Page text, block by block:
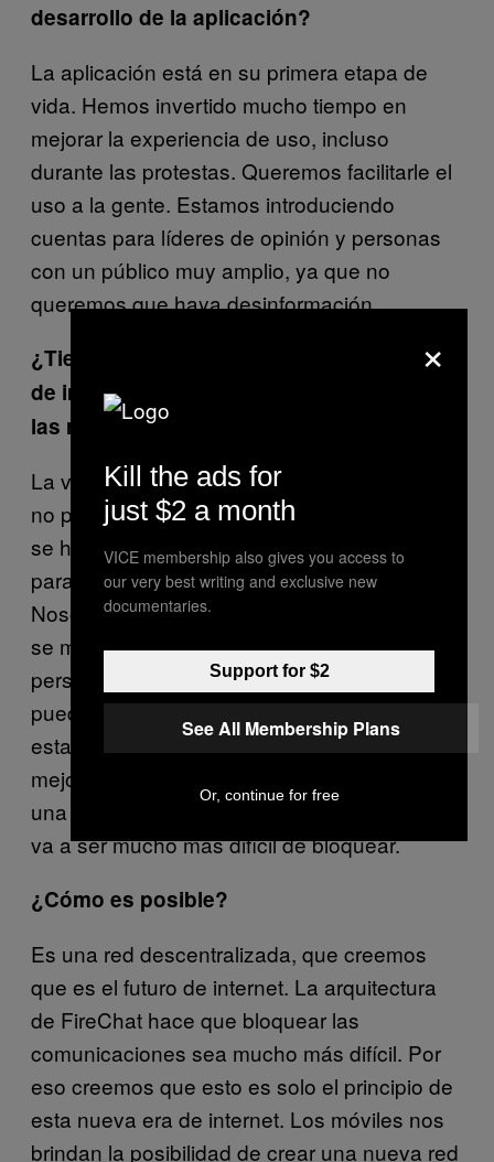
desarrollo de la aplicación?
La aplicación está en su primera etapa de
vida. Hemos invertido mucho tiempo en
mejorar la experiencia de uso, incluso
durante las protestas. Queremos facilitarle el
uso a la gente. Estamos introduciendo
cuentas para líderes de opinión y personas
con un público muy amplio, ya que no
queremos que haya desinformación.
¿Tienen alguna posibilidad los gobiernos
de impedir que ayudéis a la gente a evitar
las restricciones que quieren imponer?
La verdad es que el Gobierno de Hong Kong
no puede hacer nada. Una vez que la gente
se ha instalado la aplicación, no se puede
parar, así que no hay nada que hacer.
Nosotros no vamos diciéndole a la gente que
se manifieste; simplemente ayudamos a las
personas en momentos en los que no
pueden conectar unos con otros. Creamos
esta aplicación por diversión y la vamos a
mejorar para todo el mundo. Estamos ante
una nueva generación de redes sociales que
va a ser mucho más difícil de bloquear.
¿Cómo es posible?
Es una red descentralizada, que creemos
que es el futuro de internet. La arquitectura
de FireChat hace que bloquear las
comunicaciones sea mucho más difícil. Por
eso creemos que esto es solo el principio de
esta nueva era de internet. Los móviles nos
brindan la posibilidad de crear una nueva red
×
Kill the ads for
just $2 a month
VICE membership also gives you access to
our very best writing and exclusive new
documentaries.
Support for $2
See All Membership Plans
Or, continue for free